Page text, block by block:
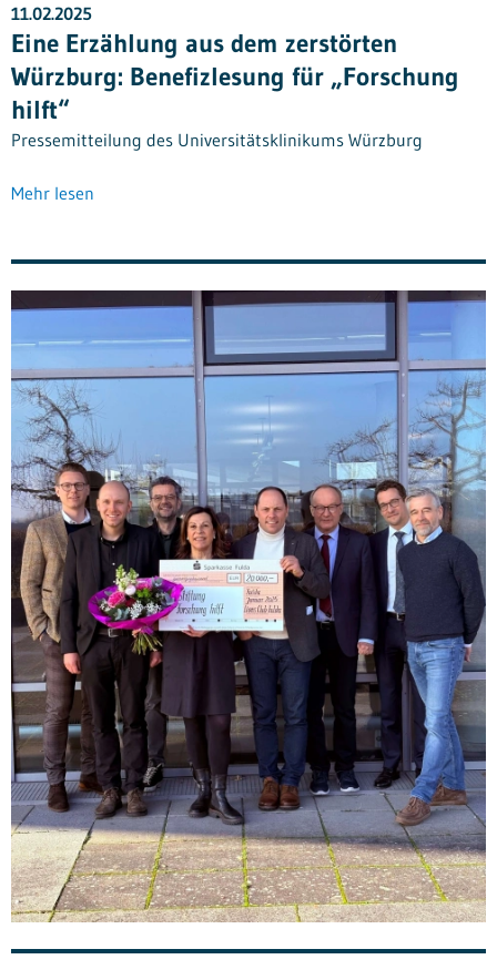
11.02.2025
Eine Erzählung aus dem zerstörten
Würzburg: Benefizlesung für „Forschung
hilft“
Pressemitteilung des Universitätsklinikums Würzburg
Mehr lesen